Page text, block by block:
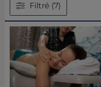
Filtré (7)